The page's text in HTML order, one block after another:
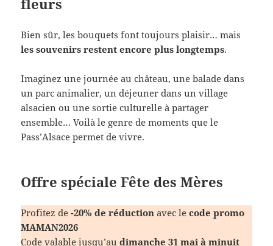
Bien sûr, les bouquets font toujours plaisir… mais
les souvenirs restent encore plus longtemps.
Imaginez une journée au château, une balade dans
un parc animalier, un déjeuner dans un village
alsacien ou une sortie culturelle à partager
ensemble… Voilà le genre de moments que le
Pass’Alsace permet de vivre.
Offre spéciale Fête des Mères
Profitez de-20% de réduction avec lecode promo
MAMAN2026
Code valable jusqu’audimanche 31 mai à minuit